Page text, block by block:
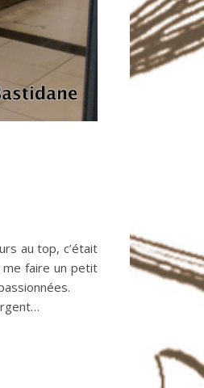
au top, c’était
me faire un petit
passionnées.